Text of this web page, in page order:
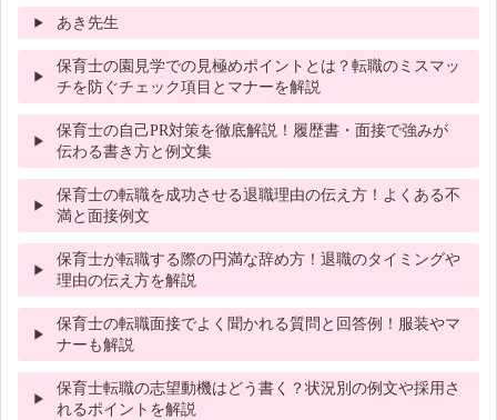
あき先生
保育士の園見学での見極めポイントとは？転職のミスマッ
チを防ぐチェック項目とマナーを解説
保育士の自己PR対策を徹底解説！履歴書・面接で強みが
伝わる書き方と例文集
保育士の転職を成功させる退職理由の伝え方！よくある不
満と面接例文
保育士が転職する際の円満な辞め方！退職のタイミングや
理由の伝え方を解説
保育士の転職面接でよく聞かれる質問と回答例！服装やマ
ナーも解説
保育士転職の志望動機はどう書く？状況別の例文や採用さ
れるポイントを解説